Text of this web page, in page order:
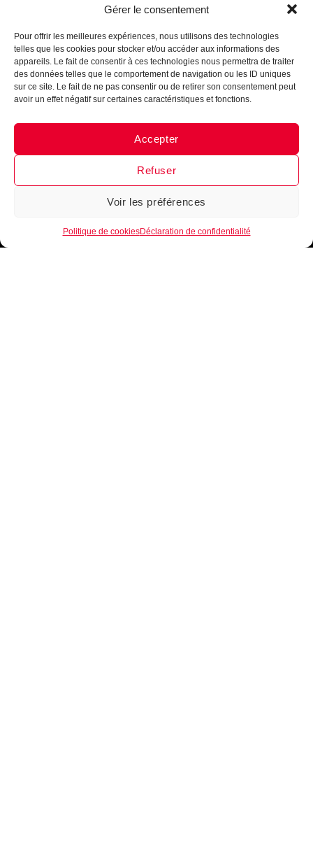
Gérer le consentement
Pour offrir les meilleures expériences, nous utilisons des technologies
telles que les cookies pour stocker et/ou accéder aux informations des
appareils. Le fait de consentir à ces technologies nous permettra de traiter
des données telles que le comportement de navigation ou les ID uniques
sur ce site. Le fait de ne pas consentir ou de retirer son consentement peut
avoir un effet négatif sur certaines caractéristiques et fonctions.
Accepter
Refuser
Voir les préférences
Politique de cookiesDéclaration de confidentialité
Messenger · Instagram